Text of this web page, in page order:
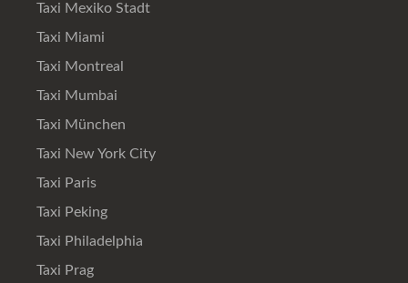
Taxi Mexiko Stadt
Taxi Miami
Taxi Montreal
Taxi Mumbai
Taxi München
Taxi New York City
Taxi Paris
Taxi Peking
Taxi Philadelphia
Taxi Prag